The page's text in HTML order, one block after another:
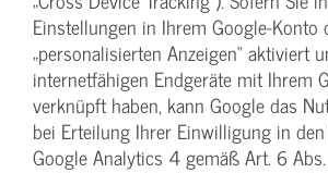
Einstellungen in Ihrem Google-Konto
„personalisierten Anzeigen“ aktiviert
internetfähigen Endgeräte mit Ihrem
verknüpft haben, kann Google das
bei Erteilung Ihrer Einwilligung in
Google Analytics 4 gemäß Art. 6